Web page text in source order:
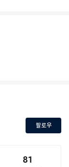
팔로우
81